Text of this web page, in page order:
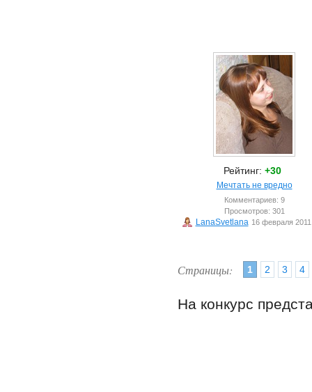
Рейтинг: +30
Мечтать не вредно
Комментариев: 9
Просмотров: 301
LanaSvetlana 16 февраля 2011
Страницы: 1 2 3 4
На конкурс